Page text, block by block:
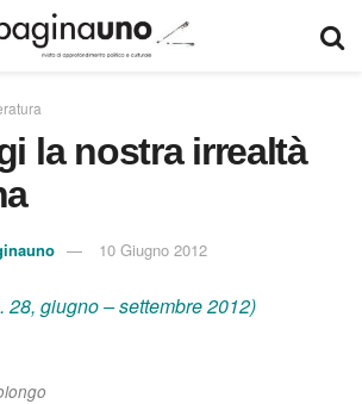
la nostra irrealtà
10 Giugno 2012
28, giugno – settembre 2012)